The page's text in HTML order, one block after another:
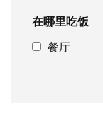
在哪里吃饭
餐厅